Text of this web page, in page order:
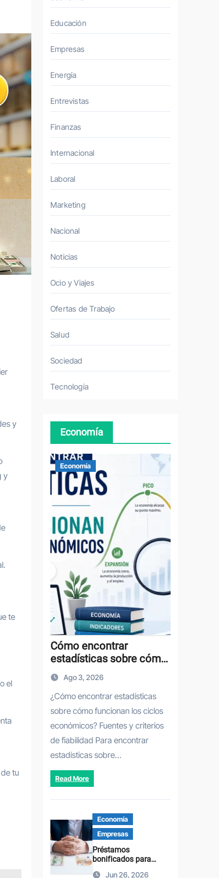
y
y
te
el
tu
Educación
Empresas
Energía
Entrevistas
Finanzas
Internacional
Laboral
Marketing
Nacional
Noticias
Ocio y Viajes
Ofertas de Trabajo
Salud
Sociedad
Tecnología
Economía
Economía
Cómo encontrar
estadísticas sobre cómo
funcionan los ciclos
económicos: guía
práctica y fuentes fiables
Ago 3, 2026
¿Cómo encontrar estadísticas
sobre cómo funcionan los ciclos
económicos? Fuentes y criterios
de fiabilidad Para encontrar
estadísticas sobre…
Read More
Economía
Empresas
Préstamos
bonificados para
Jun 26, 2026